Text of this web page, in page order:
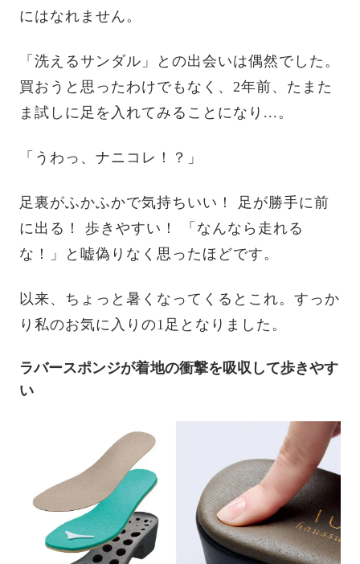
にはなれません。
「洗えるサンダル」との出会いは偶然でした。
買おうと思ったわけでもなく、2年前、たまた
ま試しに足を入れてみることになり...。
「うわっ、ナニコレ！？」
足裏がふかふかで気持ちいい！ 足が勝手に前
に出る！ 歩きやすい！ 「なんなら走れる
な！」と嘘偽りなく思ったほどです。
以来、ちょっと暑くなってくるとこれ。すっか
り私のお気に入りの1足となりました。
ラバースポンジが着地の衝撃を吸収して歩きやす
い